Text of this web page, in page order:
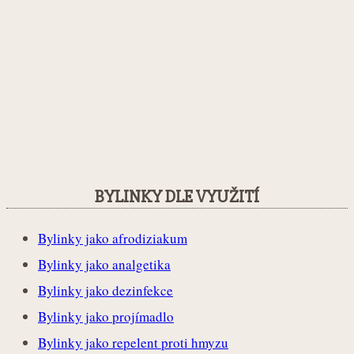
BYLINKY DLE VYUŽITÍ
Bylinky jako afrodiziakum
Bylinky jako analgetika
Bylinky jako dezinfekce
Bylinky jako projímadlo
Bylinky jako repelent proti hmyzu